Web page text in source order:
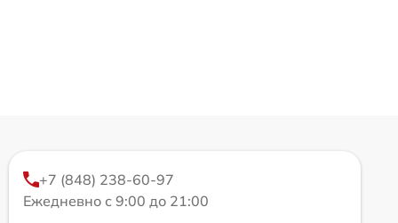
+7 (848) 238-60-97
Ежедневно с 9:00 до 21:00